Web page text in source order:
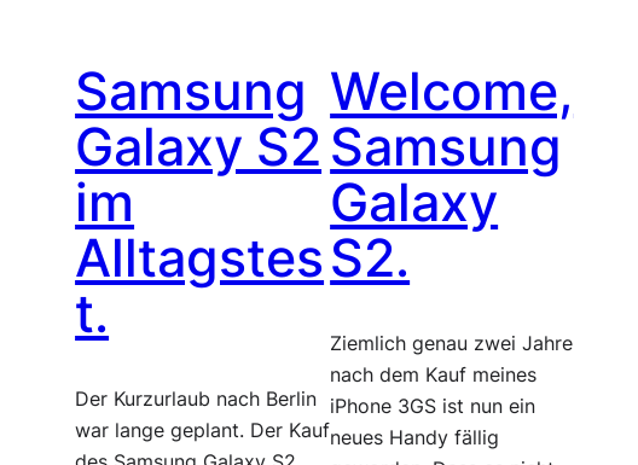
Samsung
Galaxy S2
im
Alltagstes
t.
Der Kurzurlaub nach Berlin
war lange geplant. Der Kauf
Welcome,
Samsung
Galaxy
S2.
Ziemlich genau zwei Jahre
nach dem Kauf meines
iPhone 3GS ist nun ein
neues Handy fällig